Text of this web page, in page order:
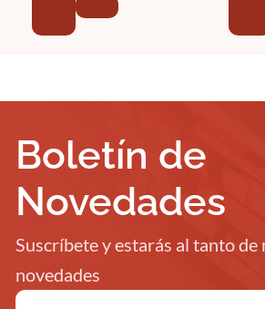
Boletín de
Novedades
Suscríbete y estarás al tanto de
novedades